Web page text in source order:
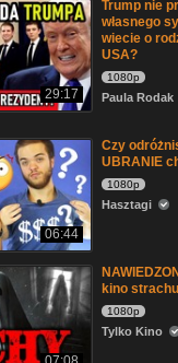
29:17
Trump nie
własnego
wiecie o
USA?
1080p
Paula Rodak
06:44
Czy
UBRANIE
1080p
Hasztagi
kino strachu
1080p
Tylko Kino